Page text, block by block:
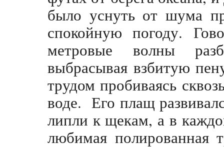
было уснуть от шума
спокойную погоду.
метровые волны
выбрасывая взбитую
трудом пробиваясь
воде. Его плащ
липли к щекам, а в
любимая полированная